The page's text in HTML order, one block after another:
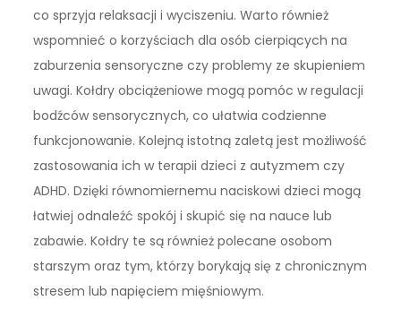
co sprzyja relaksacji i wyciszeniu. Warto również
wspomnieć o korzyściach dla osób cierpiących na
zaburzenia sensoryczne czy problemy ze skupieniem
uwagi. Kołdry obciążeniowe mogą pomóc w regulacji
bodźców sensorycznych, co ułatwia codzienne
funkcjonowanie. Kolejną istotną zaletą jest możliwość
zastosowania ich w terapii dzieci z autyzmem czy
ADHD. Dzięki równomiernemu naciskowi dzieci mogą
łatwiej odnaleźć spokój i skupić się na nauce lub
zabawie. Kołdry te są również polecane osobom
starszym oraz tym, którzy borykają się z chronicznym
stresem lub napięciem mięśniowym.